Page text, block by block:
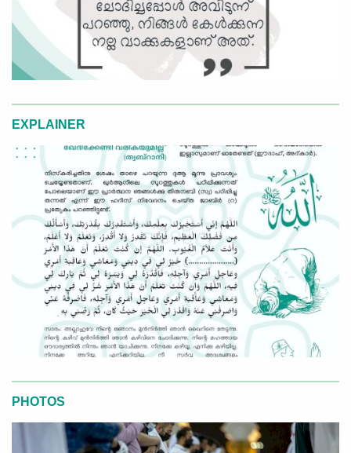
EXPLAINER
PHOTOS